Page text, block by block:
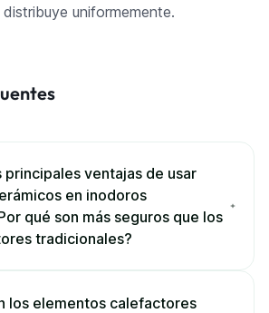
uniformemente.
principales ventajas de usar
en inodoros
qué son más seguros que los
tradicionales?
los elementos calefactores